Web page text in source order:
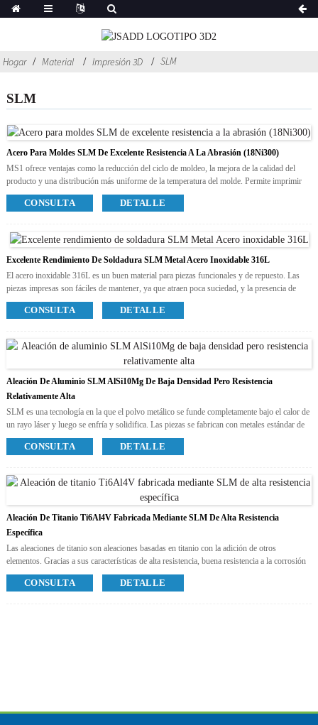
Hogar Material Impresión 3D SLM
SLM
Acero Para Moldes SLM De Excelente Resistencia A La Abrasión (18Ni300)
MS1 ofrece ventajas como la reducción del ciclo de moldeo, la mejora de la calidad del
producto y una distribución más uniforme de la temperatura del molde. Permite imprimir
los núcleos delanteros y traseros del molde, los insertos, los deslizadores, los postes guía y
las camisas de agua del canal caliente de los moldes de inyección.
Gris
Proceso posterior disponible
Polaco
Chorro de arena
Galvanizar
CONSULTA DETALLE
Excelente Rendimiento De Soldadura SLM Metal Acero Inoxidable 316L
El acero inoxidable 316L es un buen material para piezas funcionales y de repuesto. Las
piezas impresas son fáciles de mantener, ya que atraen poca suciedad, y la presencia de
cromo les confiere la ventaja adicional de no oxidarse jamás.
Colores disponibles
Proceso posterior disponible
Polaco
Galvanizar
CONSULTA DETALLE
Aleación De Aluminio SLM AlSi10Mg De Baja Densidad Pero Resistencia
Relativamente Alta
SLM es una tecnología en la que el polvo metálico se funde completamente bajo el calor de
un rayo láser y luego se enfría y solidifica. Las piezas se fabrican con metales estándar de
alta densidad, que pueden procesarse posteriormente como cualquier pieza soldada. Los
principales metales estándar utilizados actualmente son los siguientes cuatro materiales.
utilizada en la industria. Los modelos impresos tienen baja densidad pero una resistencia
relativamente alta, similar o incluso superior a la del acero de alta calidad y el buen plástico.
Gris
Proceso posterior disponible
Polaco
Chorro de arena
Galvanizar
Anodizado
CONSULTA DETALLE
Aleación De Titanio Ti6Al4V Fabricada Mediante SLM De Alta Resistencia
Específica
Las aleaciones de titanio son aleaciones basadas en titanio con la adición de otros
elementos. Gracias a sus características de alta resistencia, buena resistencia a la corrosión
y alta resistencia al calor, se han utilizado ampliamente en diversos campos.
Colores disponibles
CONSULTA DETALLE